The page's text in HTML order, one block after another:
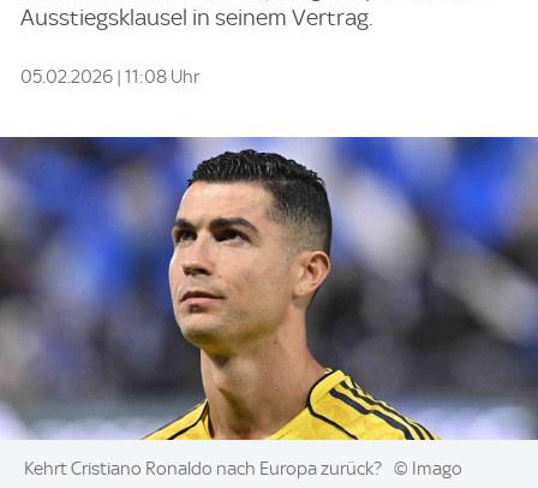
Ausstiegsklausel in seinem Vertrag.
05.02.2026 | 11:08 Uhr
Image:
Kehrt Cristiano Ronaldo nach Europa zurück? © Imago